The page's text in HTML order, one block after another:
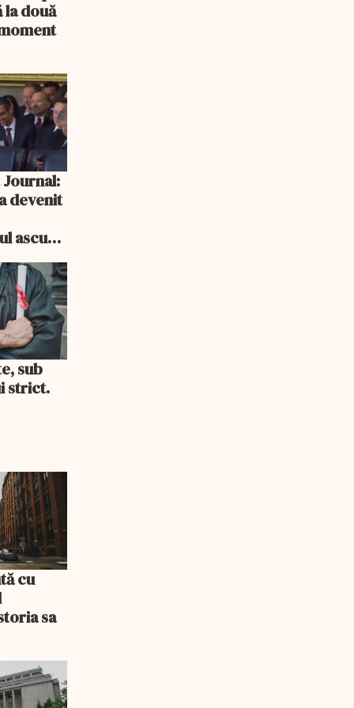
la două
devenit
ascuns
sub
strict.
cu
sa